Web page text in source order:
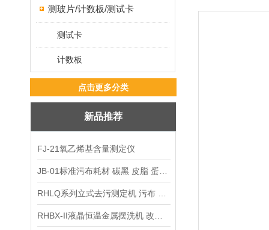
测玻片/计数板/测试卡
测试卡
计数板
点击更多分类
新品推荐
FJ-21氧乙烯基含量测定仪